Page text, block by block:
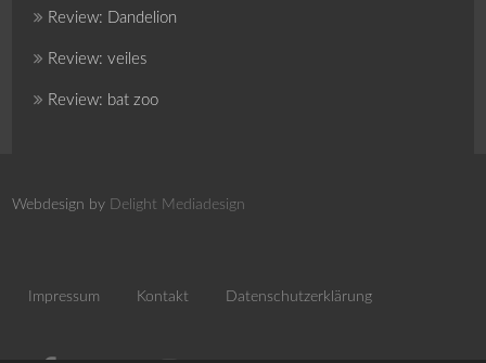
Review: Dandelion
Review: veiles
Review: bat zoo
Webdesign by Delight Mediadesign
Impressum Kontakt Datenschutzerklärung